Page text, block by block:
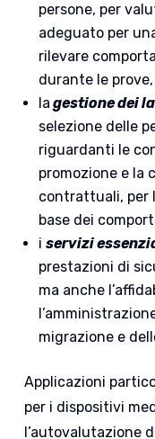
persone, per
adeguato per
rilevare
durante le prove,
la gestione dei
selezione delle
riguardanti le
promozione e la
contrattuali, per
base dei
iservizi
prestazioni di
ma anche
migrazione e
Applicazioni
per i dispositivi
l’autovalutazione